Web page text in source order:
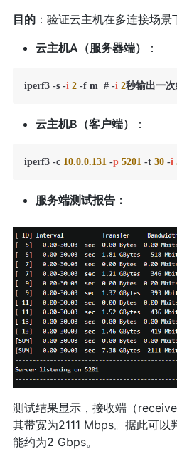
目的：验证云主机在多连接场景
云主机A（服务器端）
：
iperf3 -s -i 2 -f m  # -i 2秒输出一
云主机B（客户端） ：
iperf3 -c 10.0.0.131 -p 5201 -t 30 -i
服务端测试报告：
测试结果显示，接收端（
其带宽为2111 Mbps。据此可以
能约为2 Gbps。